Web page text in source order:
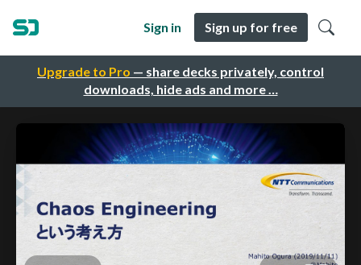
Upgrade to Pro — share decks privately, control
downloads, hide ads and more …
Sign in Sign up for free